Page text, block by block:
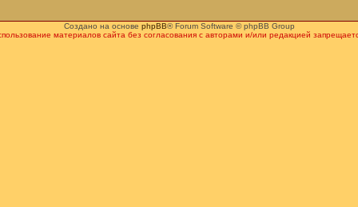
Создано на основе phpBB® Forum Software © phpBB Group
материалов сайта без согласования с авторами и/или редакцией